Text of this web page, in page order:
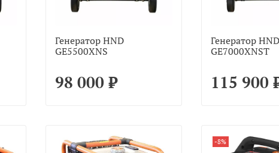
Генератор HND
GE5500XNS
98 000 ₽
Генератор HND
GE7000XNST
115 900
-8%